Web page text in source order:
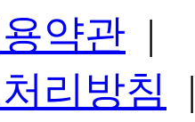
약관 |
리방침